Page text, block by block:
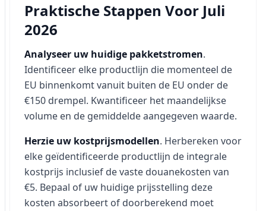
Praktische Stappen Voor Juli
2026
Analyseer uw huidige pakketstromen.
Identificeer elke productlijn die momenteel de
EU binnenkomt vanuit buiten de EU onder de
€150 drempel. Kwantificeer het maandelijkse
volume en de gemiddelde aangegeven waarde.
Herzie uw kostprijsmodellen. Herbereken voor
elke geïdentificeerde productlijn de integrale
kostprijs inclusief de vaste douanekosten van
€5. Bepaal of uw huidige prijsstelling deze
kosten absorbeert of doorberekend moet